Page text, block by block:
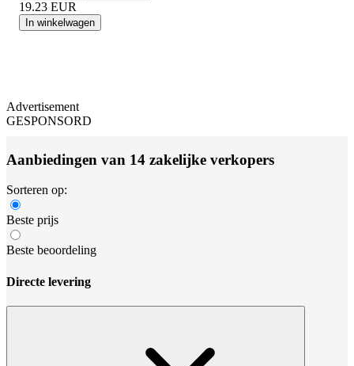
19.23 EUR
In winkelwagen
Advertisement
GESPONSORD
Aanbiedingen van 14 zakelijke verkopers
Sorteren op:
Beste prijs
Beste beoordeling
Directe levering